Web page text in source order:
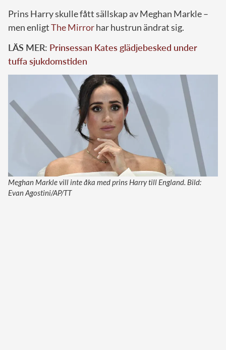
Prins Harry skulle fått sällskap av Meghan Markle –
men enligtThe Mirrorhar hustrun ändrat sig.
LÄS MER: Prinsessan Kates glädjebesked under
tuffa sjukdomstiden
Meghan Markle vill inte åka med prins Harry till England. Bild:
Evan Agostini/AP/TT